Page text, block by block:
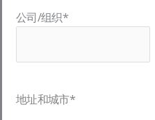
公司/组织*
地址和城市*